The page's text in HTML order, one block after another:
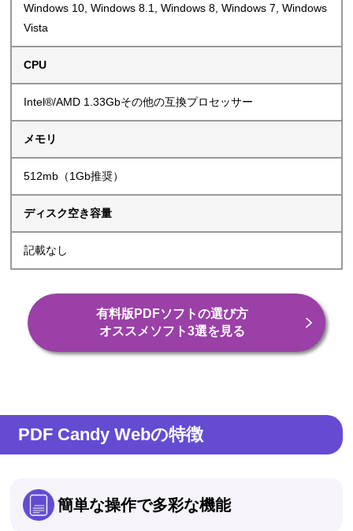
Windows 10, Windows 8.1, Windows 8, Windows 7, Windows
Vista
CPU
Intel®/AMD 1.33Gbその他の互換プロセッサー
メモリ
512mb（1Gb推奨）
ディスク空き容量
記載なし
有料版PDFソフトの選び方
オススメソフト3選を見る
PDF Candy Webの特徴
簡単な操作で多彩な機能